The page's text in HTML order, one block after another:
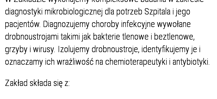
diagnostyki mikrobiologicznej dla potrzeb Szpitala i jego
pacjentów. Diagnozujemy choroby infekcyjne wywołane
drobnoustrojami takimi jak bakterie tlenowe i beztlenowe,
grzyby i wirusy. Izolujemy drobnoustroje, identyfikujemy je i
oznaczamy ich wrażliwość na chemioterapeutyki i antybiotyki.
Zakład składa się z: